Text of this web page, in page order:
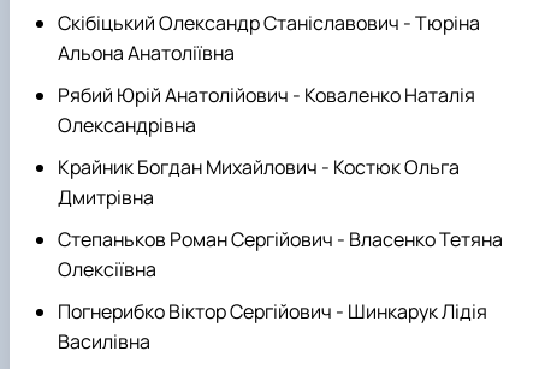
Скібіцький Олександр Станіславович - Тюріна
Альона Анатоліївна
Рябий Юрій Анатолійович - Коваленко Наталія
Олександрівна
Крайник Богдан Михайлович - Костюк Ольга
Дмитрівна
Степаньков Роман Сергійович - Власенко Тетяна
Олексіївна
Погнерибко Віктор Сергійович - Шинкарук Лідія
Василівна